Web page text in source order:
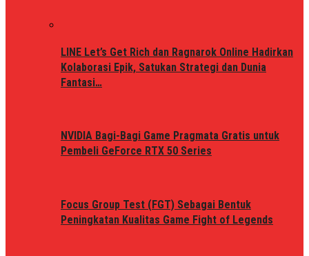
LINE Let’s Get Rich dan Ragnarok Online Hadirkan
Kolaborasi Epik, Satukan Strategi dan Dunia
Fantasi…
NVIDIA Bagi-Bagi Game Pragmata Gratis untuk
Pembeli GeForce RTX 50 Series
Focus Group Test (FGT) Sebagai Bentuk
Peningkatan Kualitas Game Fight of Legends